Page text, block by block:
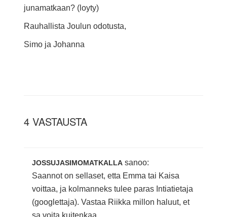
junamatkaan? (loyty)
Rauhallista Joulun odotusta,
Simo ja Johanna
4 VASTAUSTA
JOSSUJASIMOMATKALLA sanoo:
Saannot on sellaset, etta Emma tai Kaisa
voittaa, ja kolmanneks tulee paras Intiatietaja
(googlettaja). Vastaa Riikka millon haluut, et